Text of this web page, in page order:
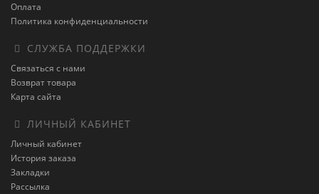
Оплата
Политика конфиденциальности
СЛУЖБА ПОДДЕРЖКИ
Связаться с нами
Возврат товара
Карта сайта
ЛИЧНЫЙ КАБИНЕТ
Личный кабинет
История заказа
Закладки
Рассылка